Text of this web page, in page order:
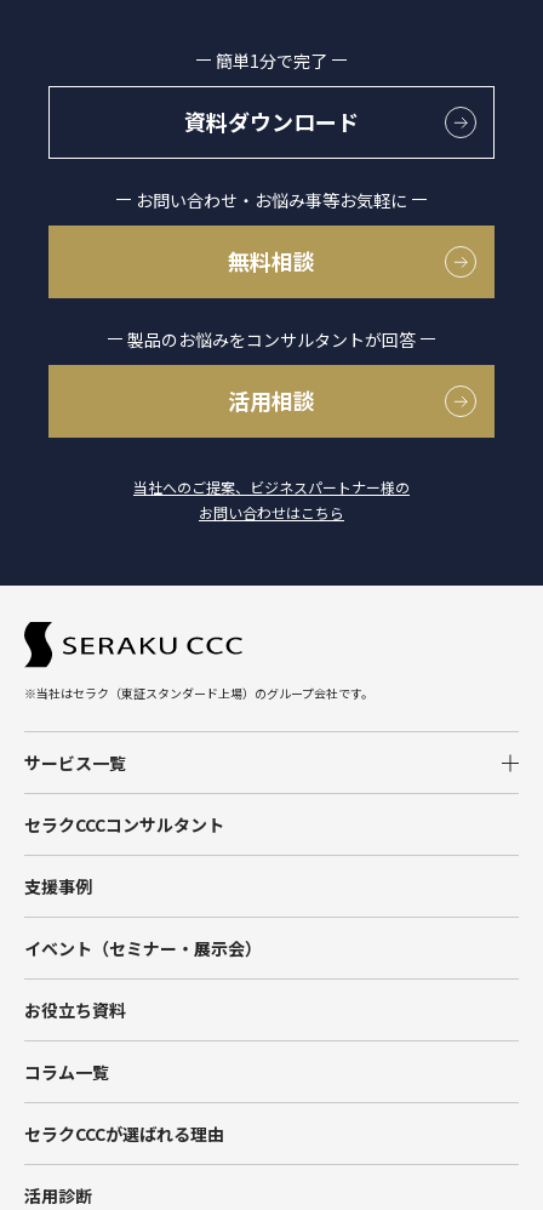
簡単1分で完了
資料ダウンロード
お問い合わせ・お悩み事等お気軽に
無料相談
製品のお悩みをコンサルタントが回答
活用相談
当社へのご提案、ビジネスパートナー様の
お問い合わせはこちら
※当社はセラク（東証スタンダード上場）のグループ会社です。
サービス一覧
Salesforce
Tableau
Account Engagement（旧Pardot）
Marketing Cloud
Data Cloud
BtoBマーケティング支援
セラクCCCコンサルタント
支援事例
イベント（セミナー・展示会）
お役立ち資料
コラム一覧
セラクCCCが選ばれる理由
活用診断